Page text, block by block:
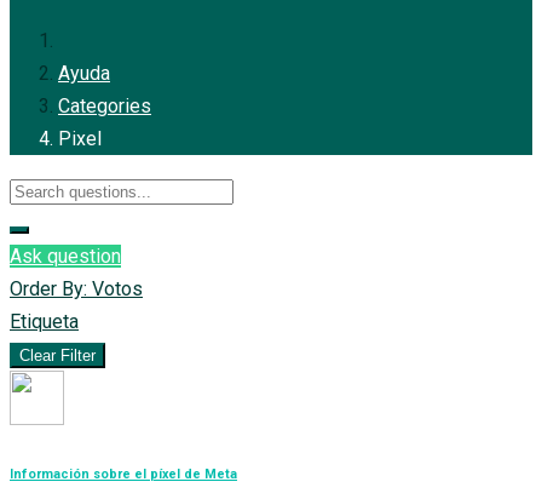
Ayuda
Categories
Pixel
Ask question
Order By: Votos
Etiqueta
Clear Filter
Información sobre el píxel de Meta